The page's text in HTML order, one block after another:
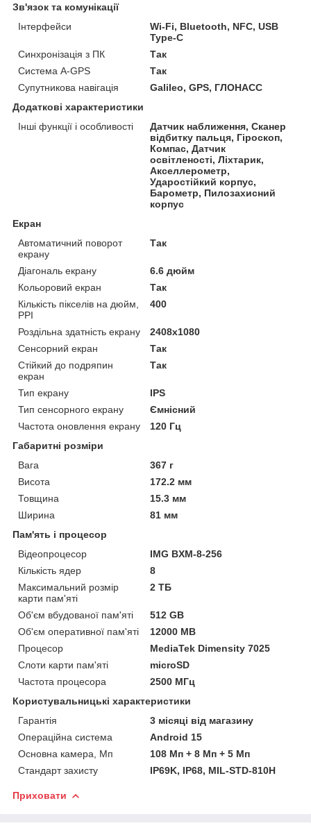
Зв'язок та комунікації
Інтерфейси
Wi-Fi, Bluetooth, NFC, USB
Type-C
Синхронізація з ПК
Так
Система A-GPS
Так
Супутникова навігація
Galileo, GPS, ГЛОНАСС
Додаткові характеристики
Інші функції і особливості
Датчик наближення, Сканер
відбитку пальця, Гіроскоп,
Компас, Датчик
освітленості, Ліхтарик,
Акселлерометр,
Ударостійкий корпус,
Барометр, Пилозахисний
корпус
Екран
Автоматичний поворот
екрану
Так
Діагональ екрану
6.6 дюйм
Кольоровий екран
Так
Кількість пікселів на дюйм,
PPI
400
Роздільна здатність екрану
2408х1080
Сенсорний екран
Так
Стійкий до подряпин
екран
Так
Тип екрану
IPS
Тип сенсорного екрану
Ємнісний
Частота оновлення екрану
120 Гц
Габаритні розміри
Вага
367 г
Висота
172.2 мм
Товщина
15.3 мм
Ширина
81 мм
Пам'ять і процесор
Відеопроцесор
IMG BXM-8-256
Кількість ядер
8
Максимальний розмір
карти пам'яті
2 ТБ
Об'єм вбудованої пам'яті
512 GB
Об'єм оперативної пам'яті
12000 MB
Процесор
MediaTek Dimensity 7025
Слоти карти пам'яті
microSD
Частота процесора
2500 МГц
Користувальницькі характеристики
Гарантія
3 місяці від магазину
Операційна система
Android 15
Основна камера, Мп
108 Мп + 8 Мп + 5 Мп
Стандарт захисту
IP69K, IP68, MIL-STD-810H
Приховати